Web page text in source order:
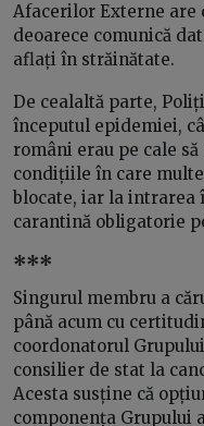
Afacerilor Externe
deoarece comunică
aflați în străinătate.
De cealaltă parte,
începutul epidemiei,
români erau pe cale
condițiile în care
blocate, iar la intrarea
carantină obligatorie
***
Singurul membru a
până acum cu
coordonatorul
consilier de stat la
Acesta susține că
componența Grupului